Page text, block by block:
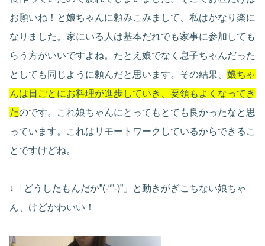
お願いね！と娘ちゃんに頼みこみまして、私はかなり楽に
なりました。家にいる人は基本だれでも家事に参加しても
らう方がいいですよね。たとえ娘でなく息子ちゃんだった
としても同じように頼んだと思います。その結果、 娘ちゃ
んは日ごとにお料理が進歩していき、要領もよくなってき
たのです。これ娘ちゃんにとってもとても良かったなと思
っています。これはリモートワークしているからできるこ
とですけどね。
↓「どうしたもんだか”(-“”-)”」と動きがぎこちない娘ちゃ
ん、けどかわいい！